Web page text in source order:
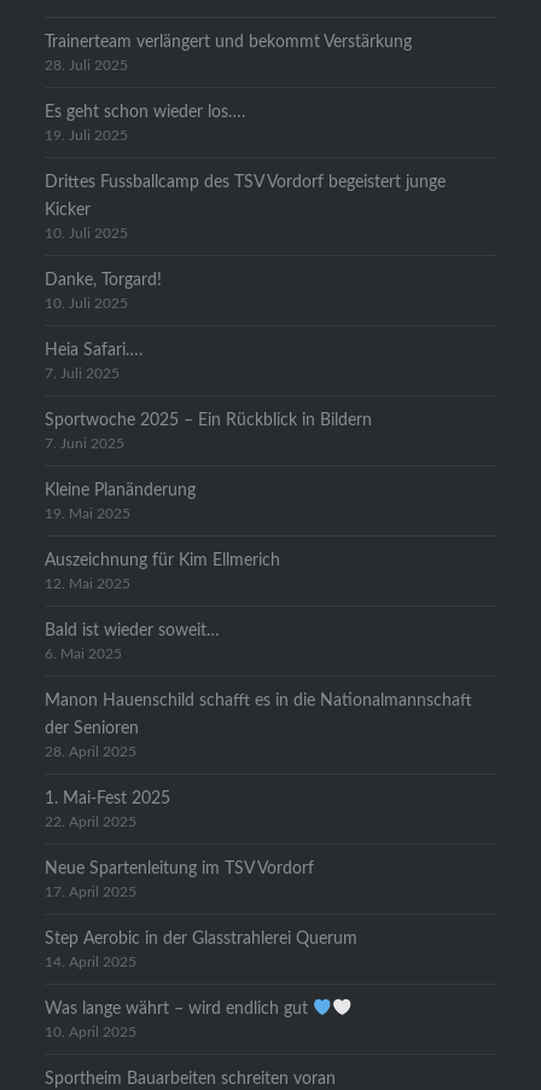
Trainerteam verlängert und bekommt Verstärkung
28. Juli 2025
Es geht schon wieder los….
19. Juli 2025
Drittes Fussballcamp des TSV Vordorf begeistert junge
Kicker
10. Juli 2025
Danke, Torgard!
10. Juli 2025
Heia Safari….
7. Juli 2025
Sportwoche 2025 – Ein Rückblick in Bildern
7. Juni 2025
Kleine Planänderung
19. Mai 2025
Auszeichnung für Kim Ellmerich
12. Mai 2025
Bald ist wieder soweit…
6. Mai 2025
Manon Hauenschild schafft es in die Nationalmannschaft
der Senioren
28. April 2025
1. Mai-Fest 2025
22. April 2025
Neue Spartenleitung im TSV Vordorf
17. April 2025
Step Aerobic in der Glasstrahlerei Querum
14. April 2025
Was lange währt – wird endlich gut
10. April 2025
Sportheim Bauarbeiten schreiten voran